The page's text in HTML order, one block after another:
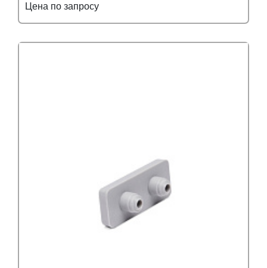
Цена по запросу